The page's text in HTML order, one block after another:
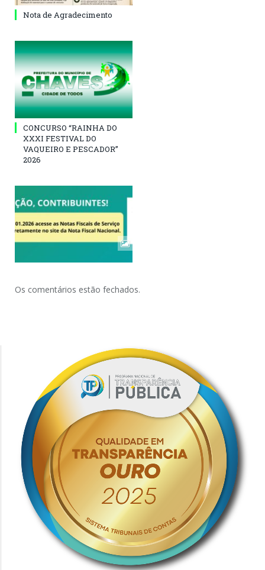
Nota de Agradecimento
CONCURSO “RAINHA DO
XXXI FESTIVAL DO
VAQUEIRO E PESCADOR”
2026
Os comentários estão fechados.